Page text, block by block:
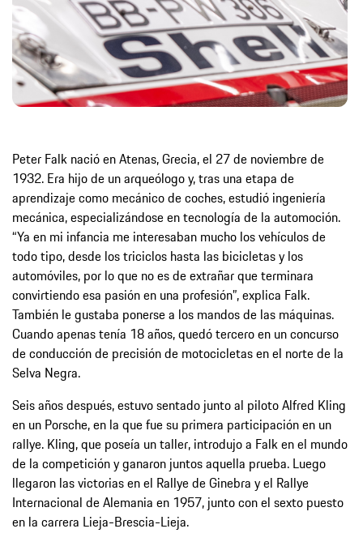
Peter Falk nació en Atenas, Grecia, el 27 de noviembre de
1932. Era hijo de un arqueólogo y, tras una etapa de
aprendizaje como mecánico de coches, estudió ingeniería
mecánica, especializándose en tecnología de la automoción.
“Ya en mi infancia me interesaban mucho los vehículos de
todo tipo, desde los triciclos hasta las bicicletas y los
automóviles, por lo que no es de extrañar que terminara
convirtiendo esa pasión en una profesión”, explica Falk.
También le gustaba ponerse a los mandos de las máquinas.
Cuando apenas tenía 18 años, quedó tercero en un concurso
de conducción de precisión de motocicletas en el norte de la
Selva Negra.
Seis años después, estuvo sentado junto al piloto Alfred Kling
en un Porsche, en la que fue su primera participación en un
rallye. Kling, que poseía un taller, introdujo a Falk en el mundo
de la competición y ganaron juntos aquella prueba. Luego
llegaron las victorias en el Rallye de Ginebra y el Rallye
Internacional de Alemania en 1957, junto con el sexto puesto
en la carrera Lieja-Brescia-Lieja.